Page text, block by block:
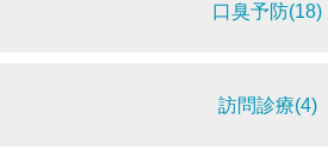
口臭予防(18)
訪問診療(4)